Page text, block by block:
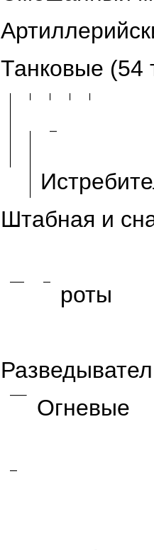
Танковые (54
Штабная и
роты
Огневые